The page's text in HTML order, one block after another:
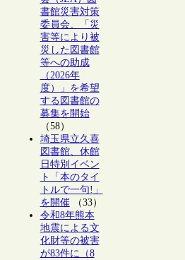
書館災害対策
委員会、「災
害等により被
災した図書館
等への助成
（2026年
度）」を希望
する図書館の
募集を開始
（58）
埼玉県立久喜
図書館、休館
日特別イベン
ト「本のタイ
トルで一句!」
を開催（33）
令和8年熊本
地震による文
化財等の被害
が83件に（8